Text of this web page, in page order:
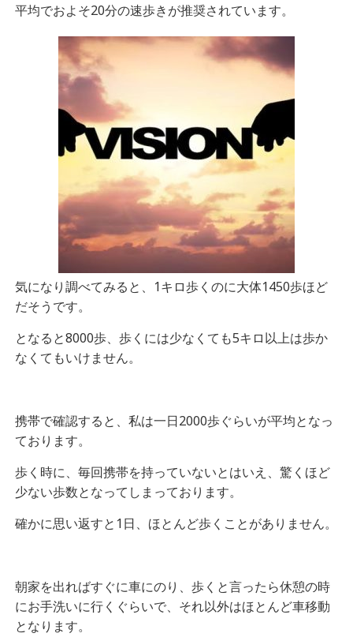
平均でおよそ20分の速歩きが推奨されています。
気になり調べてみると、1キロ歩くのに大体1450歩ほど
だそうです。
となると8000歩、歩くには少なくても5キロ以上は歩か
なくてもいけません。
携帯で確認すると、私は一日2000歩ぐらいが平均となっ
ております。
歩く時に、毎回携帯を持っていないとはいえ、驚くほど
少ない歩数となってしまっております。
確かに思い返すと1日、ほとんど歩くことがありません。
朝家を出ればすぐに車にのり、歩くと言ったら休憩の時
にお手洗いに行くぐらいで、それ以外はほとんど車移動
となります。